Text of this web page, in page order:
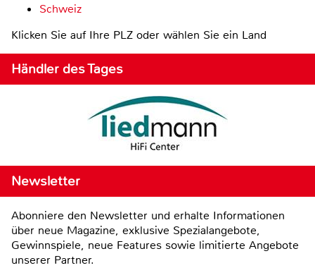
Schweiz
Klicken Sie auf Ihre PLZ oder wählen Sie ein Land
Händler des Tages
Newsletter
Abonniere den Newsletter und erhalte Informationen
über neue Magazine, exklusive Spezialangebote,
Gewinnspiele, neue Features sowie limitierte Angebote
unserer Partner.